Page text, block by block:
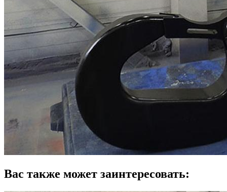
Вас также может заинтересовать: